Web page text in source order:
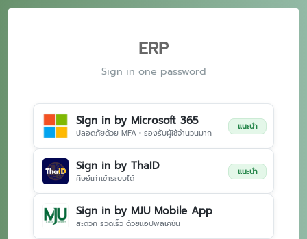
ERP
Sign in one password
Sign in by Microsoft 365
ปลอดภัยด้วย MFA • รองรับผู้ใช้จำนวนมาก
แนะนำ
Sign in by ThaID
ศิษย์เก่าเข้าระบบได้
แนะนำ
Sign in by MJU Mobile App
สะดวก รวดเร็ว ด้วยแอปพลิเคชัน